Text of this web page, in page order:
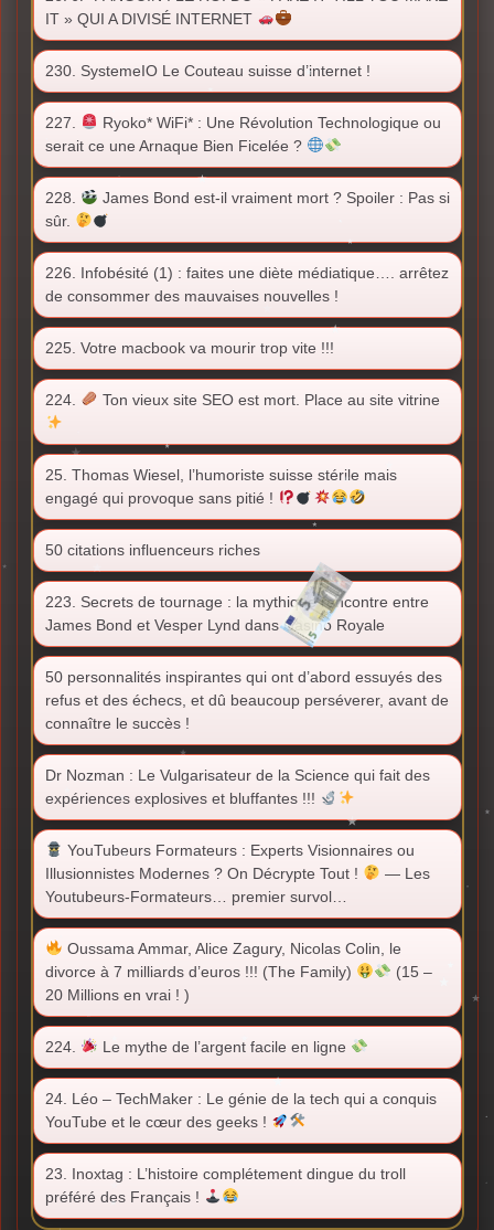
IT » QUI A DIVISÉ INTERNET
230. SystemeIO Le Couteau suisse d’internet !
227.
Ryoko* WiFi* : Une Révolution Technologique ou
serait ce une Arnaque Bien Ficelée ?
228.
James Bond est-il vraiment mort ? Spoiler : Pas si
sûr.
226. Infobésité (1) : faites une diète médiatique…. arrêtez
de consommer des mauvaises nouvelles !
225. Votre macbook va mourir trop vite !!!
224. Ton vieux site SEO est mort. Place au site vitrine
25. Thomas Wiesel, l’humoriste suisse stérile mais
engagé qui provoque sans pitié !
50 citations influenceurs riches
223. Secrets de tournage : la mythique rencontre entre
James Bond et Vesper Lynd dans Casino Royale
50 personnalités inspirantes qui ont d’abord essuyés des
refus et des échecs, et dû beaucoup perséverer, avant de
connaître le succès !
Dr Nozman : Le Vulgarisateur de la Science qui fait des
expériences explosives et bluffantes !!!
YouTubeurs Formateurs : Experts Visionnaires ou
Illusionnistes Modernes ? On Décrypte Tout !
— Les
Youtubeurs-Formateurs… premier survol…
Oussama Ammar, Alice Zagury, Nicolas Colin, le
divorce à 7 milliards d’euros !!! (The Family)
(15 –
20 Millions en vrai ! )
224. Le mythe de l’argent facile en ligne
24. Léo – TechMaker : Le génie de la tech qui a conquis
YouTube et le cœur des geeks !
23. Inoxtag : L’histoire complétement dingue du troll
préféré des Français !